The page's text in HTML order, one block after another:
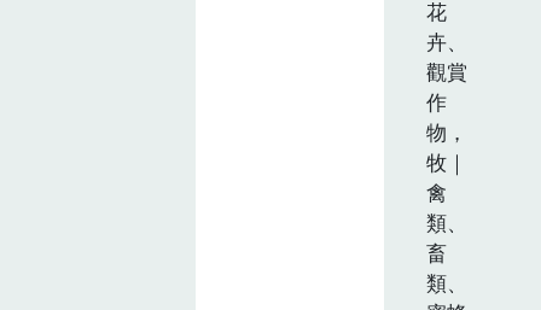
花
卉、
觀賞
作
物，
牧｜
禽
類、
畜
類、